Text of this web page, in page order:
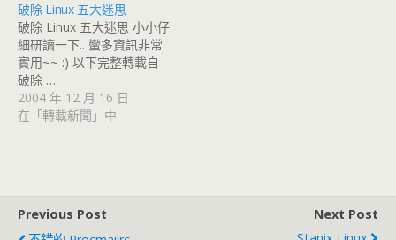
破除 Linux 五大迷思
破除 Linux 五大迷思 小小仔
細研讀一下.. 蠻多資訊非常
實用~~ :) 以下完整轉載自
破除 …
2004 年 12 月 16 日
在「轉載新聞」中
Previous Post
Next Post